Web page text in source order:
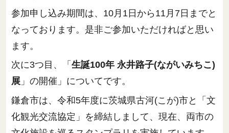
参加申し込み期間は、10月1日から11月7日までと
なっております。是非ご参加いただければと思い
ます。
次に3つ目、「 生誕100年 永井路子(ながいみちこ)
展 」の開催」についてです。
鎌倉市は、令和5年度に茨城県古河(こが)市と「文
化観光交流協定」を締結しまして、現在、両市の